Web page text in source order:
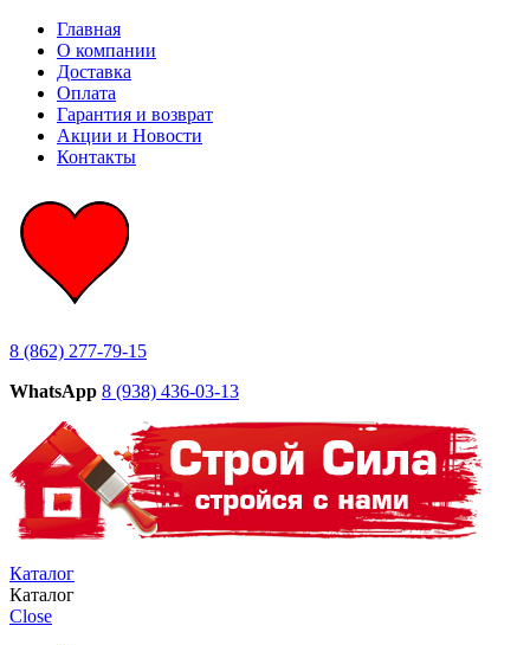
Главная
О компании
Доставка
Оплата
Гарантия и возврат
Акции и Новости
Контакты
8 (862) 277-79-15
WhatsApp 8 (938) 436-03-13
Каталог
Каталог
Close